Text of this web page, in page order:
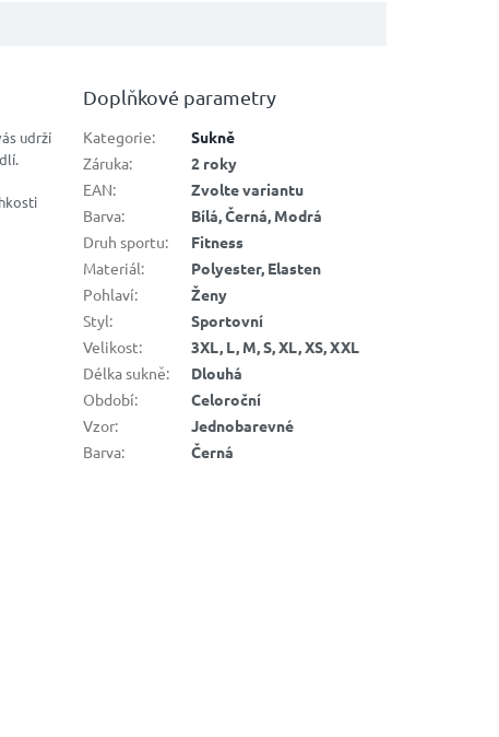
udrží
Doplňkové parametry
Kategorie:
Sukně
Záruka:
2 roky
EAN:
Zvolte variantu
Barva:
Bílá, Černá, Modrá
Druh sportu:
Fitness
Materiál:
Polyester, Elasten
Pohlaví:
Ženy
Styl:
Sportovní
Velikost:
3XL, L, M, S, XL, XS, XXL
Délka sukně:
Dlouhá
Období:
Celoroční
Vzor:
Jednobarevné
Barva: Černá